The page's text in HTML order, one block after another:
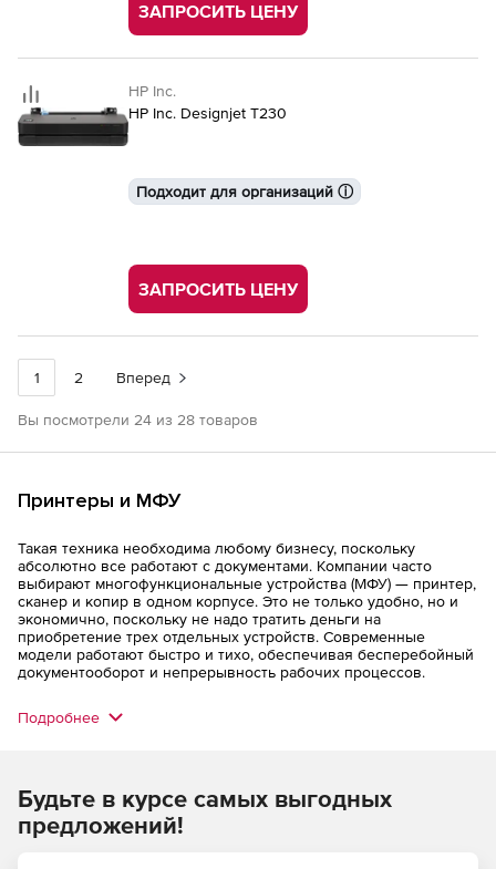
ЗАПРОСИТЬ ЦЕНУ
HP Inc.
HP Inc. Designjet T230
Подходит для организаций ⓘ
ЗАПРОСИТЬ ЦЕНУ
1 2 Вперед
Вы посмотрели 24 из 28 товаров
Принтеры и МФУ
Такая техника необходима любому бизнесу, поскольку
абсолютно все работают с документами. Компании часто
выбирают многофункциональные устройства (МФУ) — принтер,
сканер и копир в одном корпусе. Это не только удобно, но и
экономично, поскольку не надо тратить деньги на
приобретение трех отдельных устройств. Современные
модели работают быстро и тихо, обеспечивая бесперебойный
документооборот и непрерывность рабочих процессов.
Подробнее
Будьте в курсе самых выгодных
предложений!